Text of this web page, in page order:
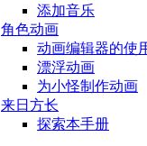
添加音乐
角色动画
动画编辑器的使
漂浮动画
为小怪制作动画
来日方长
探索本手册